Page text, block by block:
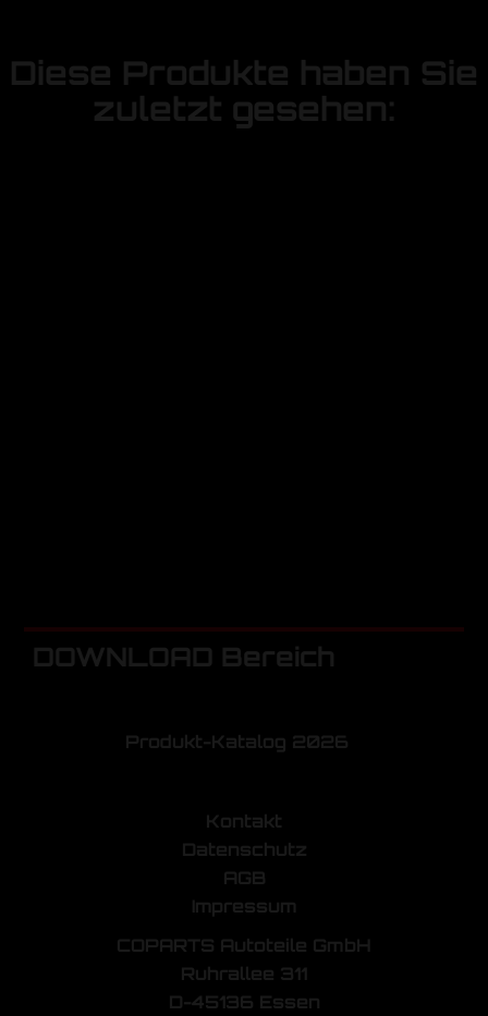
Diese Produkte haben Sie
zuletzt gesehen:
DOWNLOAD Bereich
Produkt-Katalog 2026
Kontakt
Datenschutz
AGB
Impressum
COPARTS Autoteile GmbH
Ruhrallee 311
D-45136 Essen